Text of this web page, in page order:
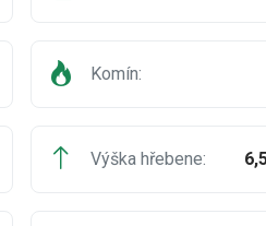
Komín:
Výška hřebene: